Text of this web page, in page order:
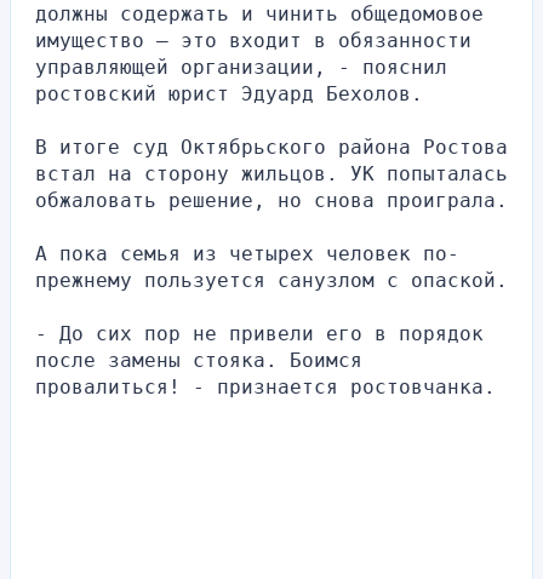
должны содержать и чинить общедомовое
имущество — это входит в обязанности
управляющей организации, - пояснил
ростовский юрист Эдуард Бехолов.
В итоге суд Октябрьского района Ростова
встал на сторону жильцов. УК попыталась
обжаловать решение, но снова проиграла.
А пока семья из четырех человек по-
прежнему пользуется санузлом с опаской.
- До сих пор не привели его в порядок
после замены стояка. Боимся
провалиться! - признается ростовчанка.